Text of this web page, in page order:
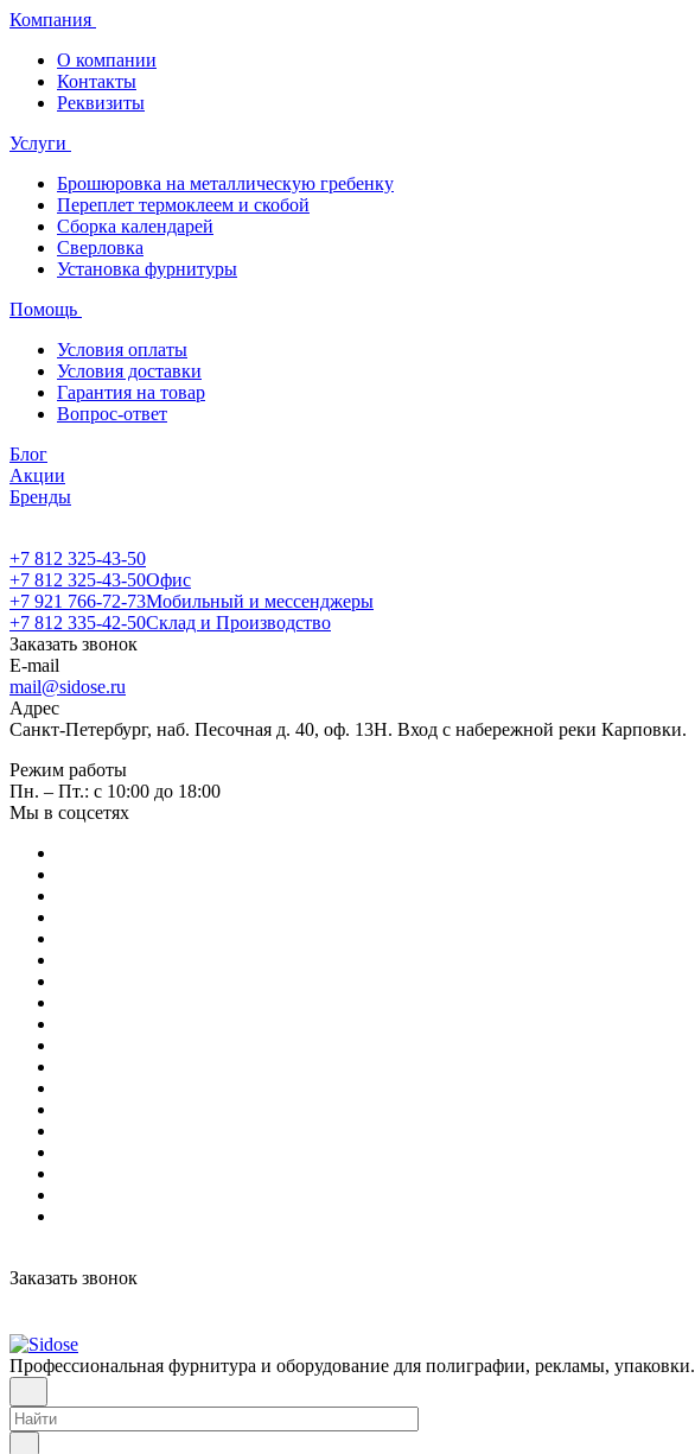
Компания
О компании
Контакты
Реквизиты
Услуги
Брошюровка на металлическую гребенку
Переплет термоклеем и скобой
Сборка календарей
Сверловка
Установка фурнитуры
Помощь
Условия оплаты
Условия доставки
Гарантия на товар
Вопрос-ответ
Блог
Акции
Бренды
+7 812 325-43-50
+7 812 325-43-50Офис
+7 921 766-72-73Мобильный и мессенджеры
+7 812 335-42-50Склад и Производство
Заказать звонок
E-mail
mail@sidose.ru
Адрес
Санкт-Петербург, наб. Песочная д. 40, оф. 13Н. Вход с набережной реки Карповки.
Режим работы
Пн. – Пт.: с 10:00 до 18:00
Мы в соцсетях
Заказать звонок
Профессиональная фурнитура и оборудование для полиграфии, рекламы, упаковки.